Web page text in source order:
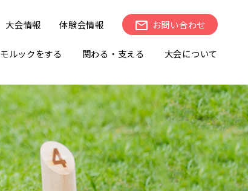
大会情報 体験会情報 お問い合わせ
モルックをする 関わる・支える 大会について